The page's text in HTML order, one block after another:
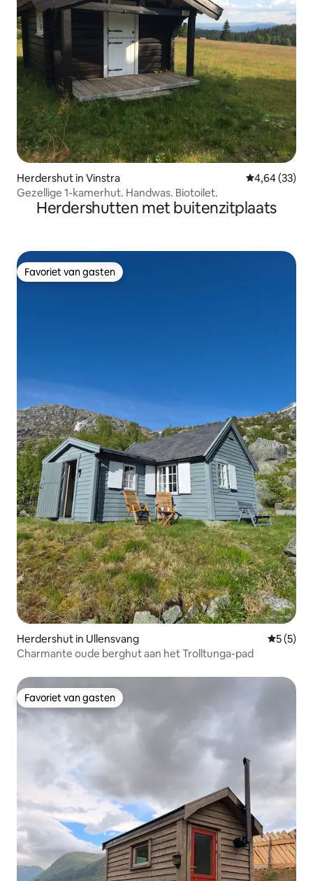
Herdershut in Vinstra Gemiddelde
4,64 (33)
Gezellige 1-kamerhut. Handwas. Biotoilet.
Herdershutten met buitenzitplaats
Favoriet van gasten
Favoriet van gasten
Herdershut in Ullensvang
5 (5)
Charmante oude berghut aan het Trolltunga-pad
Favoriet van gasten
Favoriet van gasten